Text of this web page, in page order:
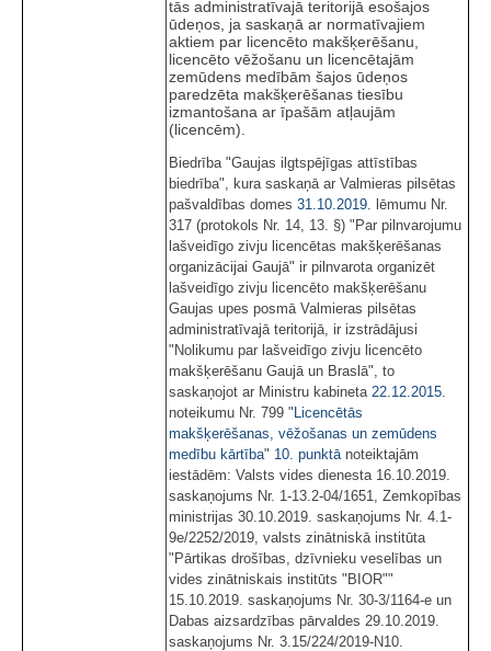
tās administratīvajā teritorijā esošajos
ūdeņos, ja saskaņā ar normatīvajiem
aktiem par licencēto makšķerēšanu,
licencēto vēžošanu un licencētajām
zemūdens medībām šajos ūdeņos
paredzēta makšķerēšanas tiesību
izmantošana ar īpašām atļaujām
(licencēm).
Biedrība "Gaujas ilgtspējīgas attīstības
biedrība", kura saskaņā ar Valmieras pilsētas
pašvaldības domes 31.10.2019.
lēmumu Nr.
317 (protokols Nr. 14, 13. §) "Par pilnvarojumu
lašveidīgo zivju licencētas makšķerēšanas
organizācijai Gaujā" ir pilnvarota organizēt
lašveidīgo zivju licencēto makšķerēšanu
Gaujas upes posmā Valmieras pilsētas
administratīvajā teritorijā, ir izstrādājusi
"Nolikumu par lašveidīgo zivju licencēto
makšķerēšanu Gaujā un Braslā", to
saskaņojot ar Ministru kabineta 22.12.2015.
noteikumu Nr. 799 " Licencētās
makšķerēšanas, vēžošanas un zemūdens
medību kārtība" 10. punktā noteiktajām
iestādēm: Valsts vides dienesta 16.10.2019.
saskaņojums Nr. 1-13.2-04/1651, Zemkopības
ministrijas 30.10.2019. saskaņojums Nr. 4.1-
9e/2252/2019, valsts zinātniskā institūta
"Pārtikas drošības, dzīvnieku veselības un
vides zinātniskais institūts "BIOR""
15.10.2019. saskaņojums Nr. 30-3/1164-e un
Dabas aizsardzības pārvaldes 29.10.2019.
saskaņojums Nr. 3.15/224/2019-N10.